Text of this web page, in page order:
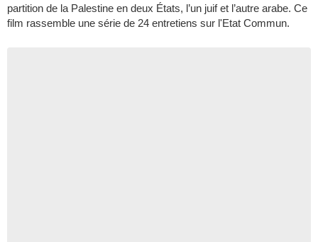
partition de la Palestine en deux États, l’un juif et l’autre arabe. Ce
film rassemble une série de 24 entretiens sur l'Etat Commun.